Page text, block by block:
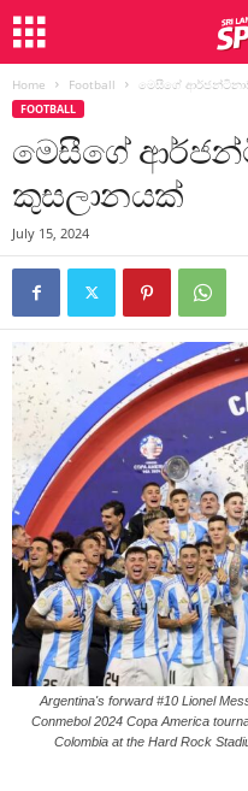
Home Football මෙසීගේ
FOOTBALL
මෙසීගේ
කුසලානයක්
July 15, 2024
Argentina's forward #10 Lionel
Conmebol 2024 Copa America
Colombia at the Hard Rock